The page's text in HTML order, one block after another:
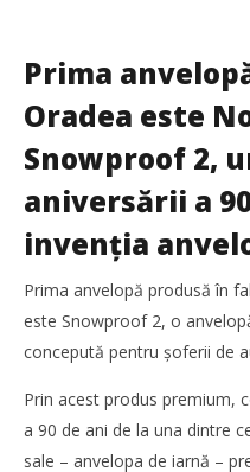
Cushman & Wakefield
S1
Mariana
Pătru
Prima
Oradea este
Snowproof 2,
aniversării a
invenția
Prima anvelopă produsă în
este Snowproof 2, o
concepută pentru șoferii de
Prin acest produs premium,
a 90 de ani de la una dintre
sale – anvelopa de iarnă –